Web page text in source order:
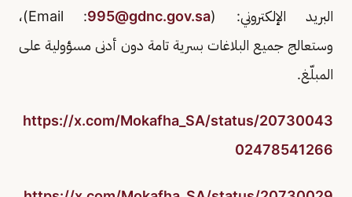
البريد الإلكتروني: (Email :995@gdnc.gov.sa
)،
وستعالج جميع البلاغات بسرية تامة دون أدنى مسؤولية على
المبلّغ.
https://x.com/Mokafha_SA/status/20730043
02478541266